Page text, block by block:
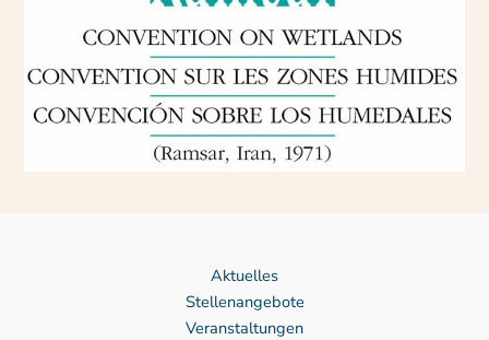
Aktuelles
Stellenangebote
Veranstaltungen